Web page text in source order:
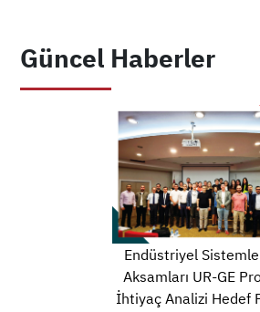
Güncel Haberler
Endüstriyel
Aksamları UR-GE
İhtiyaç Analizi Hedef